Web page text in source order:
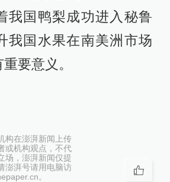
我国鸭梨成功进入秘鲁
我国水果在南美洲市场
要意义。
构在澎湃新闻上传
或机构观点，不代
场，澎湃新闻仅提
澎湃号请用电脑访
。